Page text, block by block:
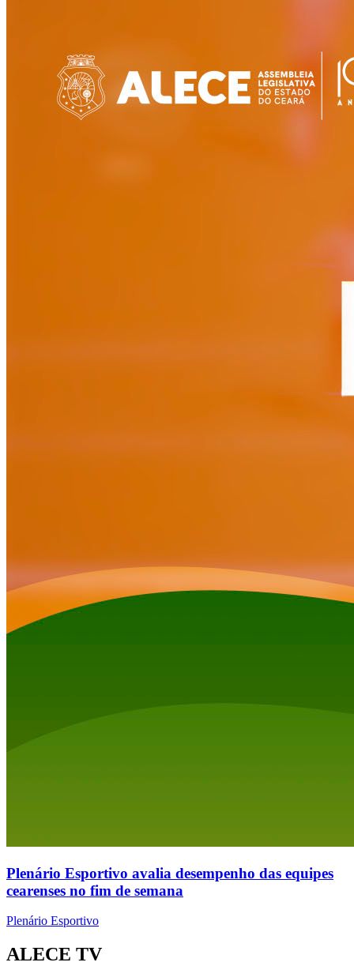
Plenário Esportivo avalia desempenho das equipes
cearenses no fim de semana
Plenário Esportivo
ALECE TV